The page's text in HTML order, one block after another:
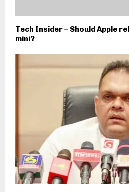
Tech Insider – Should Apple
mini?